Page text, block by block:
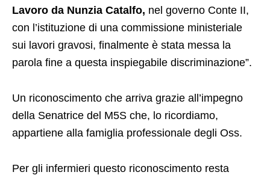
Lavoro da Nunzia Catalfo, nel governo Conte II,
con l’istituzione di una commissione ministeriale
sui lavori gravosi, finalmente è stata messa la
parola fine a questa inspiegabile discriminazione”.
Un riconoscimento che arriva grazie all’impegno
della Senatrice del M5S che, lo ricordiamo,
appartiene alla famiglia professionale degli Oss.
Per gli infermieri questo riconoscimento resta